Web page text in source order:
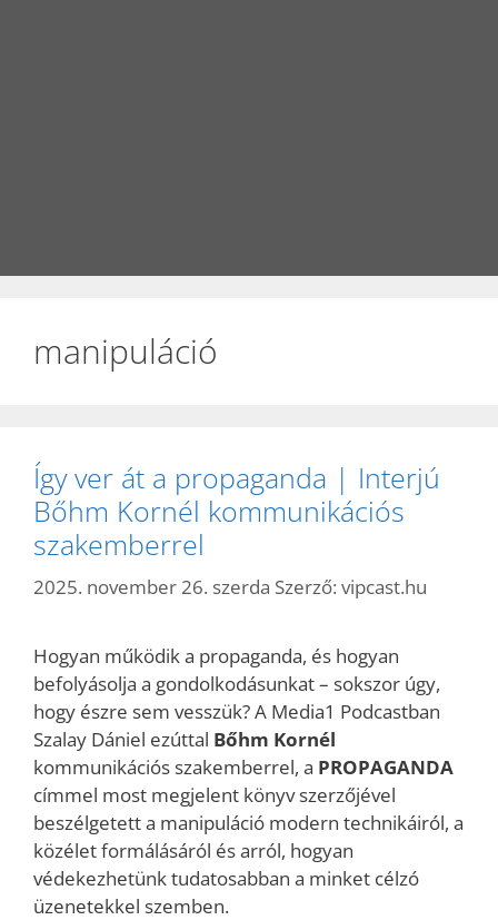
manipuláció
Így ver át a propaganda | Interjú
Bőhm Kornél kommunikációs
szakemberrel
2025. november 26. szerda Szerző: vipcast.hu
Hogyan működik a propaganda, és hogyan
befolyásolja a gondolkodásunkat – sokszor úgy,
hogy észre sem vesszük? A Media1 Podcastban
Szalay Dániel ezúttal Bőhm Kornél
kommunikációs szakemberrel, a PROPAGANDA
címmel most megjelent könyv szerzőjével
beszélgetett a manipuláció modern technikáiról, a
közélet formálásáról és arról, hogyan
védekezhetünk tudatosabban a minket célzó
üzenetekkel szemben.